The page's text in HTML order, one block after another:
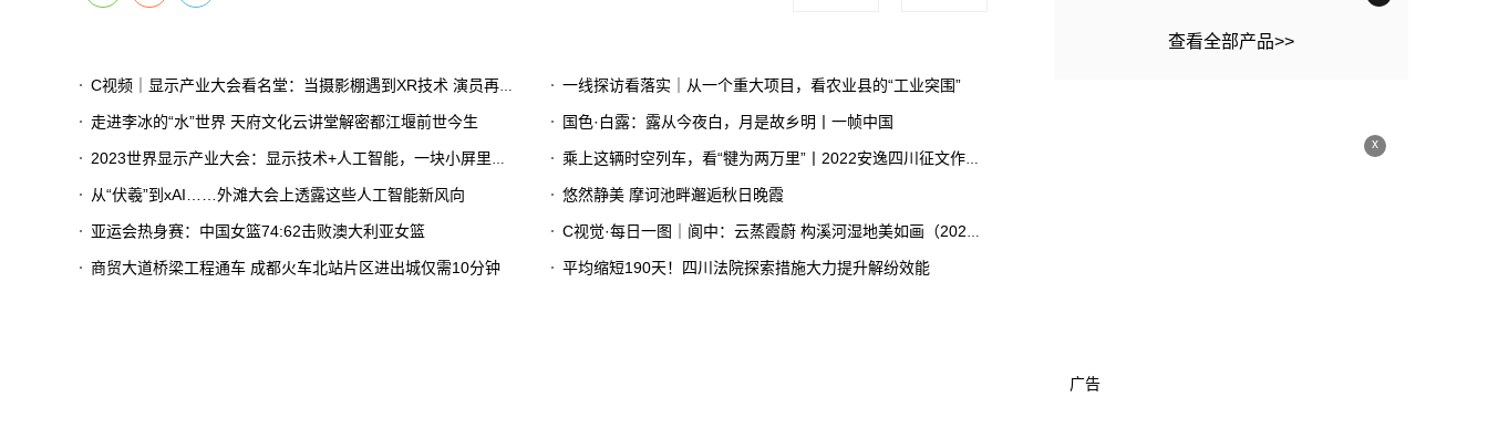
C视频｜显示产业大会看名堂：当摄影棚遇到XR技术 演员再也不用凭想象力演戏了 一线探访看落实｜从一个重大项目，看农业县的“工业突围”
走进李冰的“水”世界 天府文化云讲堂解密都江堰前世今生 国色·白露：露从今夜白，月是故乡明丨一帧中国
2023世界显示产业大会：显示技术+人工智能，一块小屏里看见大世界 乘上这辆时空列车，看“犍为两万里”丨2022安逸四川征文作品赏①
从“伏羲”到xAI……外滩大会上透露这些人工智能新风向 悠然静美 摩诃池畔邂逅秋日晚霞
亚运会热身赛：中国女篮74:62击败澳大利亚女篮 C视觉·每日一图｜阆中：云蒸霞蔚 构溪河湿地美如画（2023年8月30日）
商贸大道桥梁工程通车 成都火车北站片区进出城仅需10分钟 平均缩短190天！四川法院探索措施大力提升解纷效能
查看全部产品>>
x
广告